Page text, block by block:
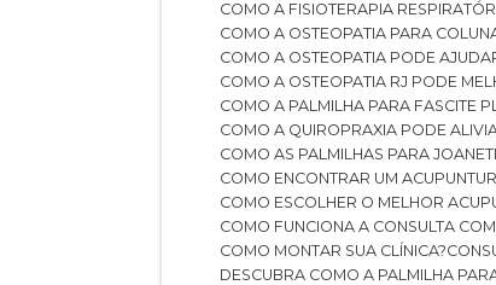
COMO A FISIOTERAPIA
COMO A OSTEOPATIA PARA
COMO A OSTEOPATIA PODE
COMO A OSTEOPATIA RJ PODE
COMO A PALMILHA PARA FASCITE
COMO A QUIROPRAXIA PODE
COMO AS PALMILHAS PARA
COMO ENCONTRAR UM
COMO ESCOLHER O MELHOR
COMO FUNCIONA A CONSULTA
COMO MONTAR SUA CLÍNICA?
DESCUBRA COMO A PALMILHA